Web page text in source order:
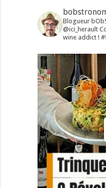
Blogueur
@ici_herault
wine addict !